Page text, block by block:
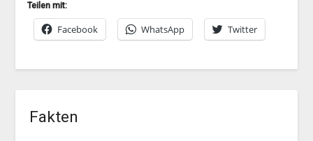
Teilen mit:
Facebook WhatsApp Twitter
Fakten